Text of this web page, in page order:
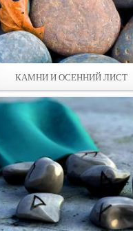
КАМНИ И ОСЕННИЙ ЛИСТ